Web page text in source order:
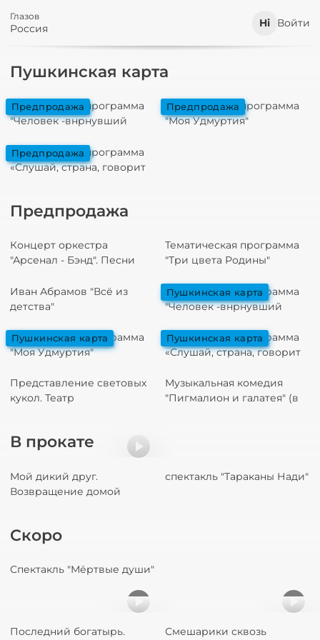
Глазов
Россия Войти
Пушкинская карта
предпродажа
Тематическая программа
"Человек -внрнувший
народу", посященная
жизни и творчет
предпродажа
Тематическая программа
"Моя Удмуртия"
предпродажа
Тематическая программа
«Слушай, страна, говорит
освобождения Л
Предпродажа
Концерт оркестра
"Арсенал - Бэнд". Песни
Тематическая программа
"Три цвета Родины"
Иван Абрамов "Всё из
детства"
пушкинская карта
Тематическая программа
"Человек -внрнувший
народу", посященная
жизни и творчет
пушкинская карта
Тематическая программа
"Моя Удмуртия"
пушкинская карта
Тематическая программа
«Слушай, страна, говорит
посвященная дню полного
освобождения Л
Представление световых
кукол. Театр
Музыкальная комедия
"Пигмалион и галатея" (в
В прокате
Мой дикий друг.
Возвращение домой
спектакль "Тараканы Нади"
Скоро
Спектакль "Мёртвые души"
Последний богатырь.
Смешарики сквозь